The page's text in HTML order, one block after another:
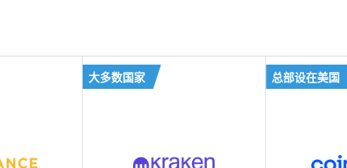
大多数国家 总部设在美国